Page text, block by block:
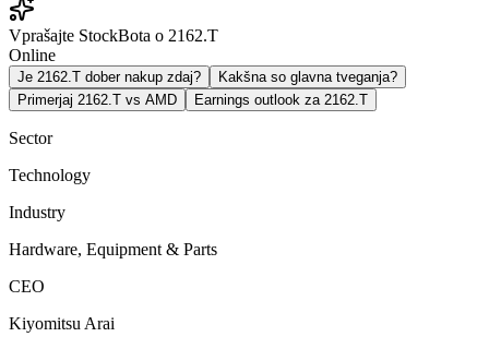
Vprašajte StockBota o 2162.T
Online
Je 2162.T dober nakup zdaj?
Kakšna so glavna tveganja?
Primerjaj 2162.T vs AMD
Earnings outlook za 2162.T
Sector
Technology
Industry
Hardware, Equipment & Parts
CEO
Kiyomitsu Arai